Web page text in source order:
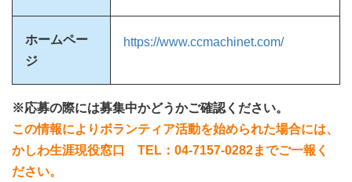
ホームペー
ジ
https://www.ccmachinet.com/
※応募の際には募集中かどうかご確認ください。
この情報によりボランティア活動を始められた場合には、
かしわ生涯現役窓口 TEL：04-7157-0282までご一報く
ださい。